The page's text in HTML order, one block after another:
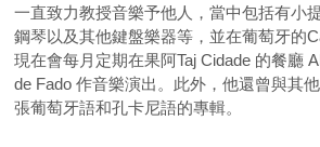
一直致力教授音樂予他人，當中包括有小
鋼琴以及其他鍵盤樂器等，並在葡萄牙的
現在會每月定期在果阿Taj Cidade 的餐廳
de Fado 作音樂演出。此外，他還曾與其
張葡萄牙語和孔卡尼語的專輯。